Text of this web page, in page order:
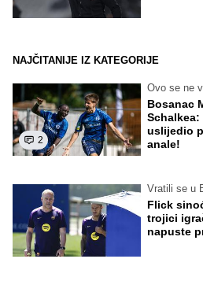
NAJČITANIJE IZ KATEGORIJE
2
Ovo se ne
Bosanac
uslijedio
anale!
Vratili se u
Flick
trojici
napuste